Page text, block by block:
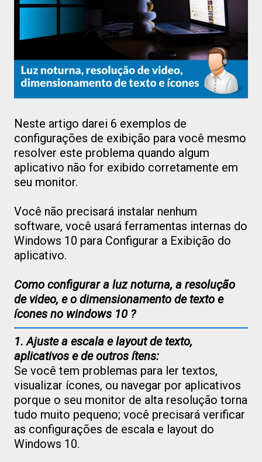
Neste artigo darei 6 exemplos de
configurações de exibição para você mesmo
resolver este problema quando algum
aplicativo não for exibido corretamente em
seu monitor.
Você não precisará instalar nenhum
software, você usará ferramentas internas do
Windows 10 para Configurar a Exibição do
aplicativo.
Como configurar a luz noturna, a resolução
de video, e o dimensionamento de texto e
ícones no windows 10 ?
1. Ajuste a escala e layout de texto,
aplicativos e de outros ítens:
Se você tem problemas para ler textos,
visualizar ícones, ou navegar por aplicativos
porque o seu monitor de alta resolução torna
tudo muito pequeno; você precisará verificar
as configurações de escala e layout do
Windows 10.